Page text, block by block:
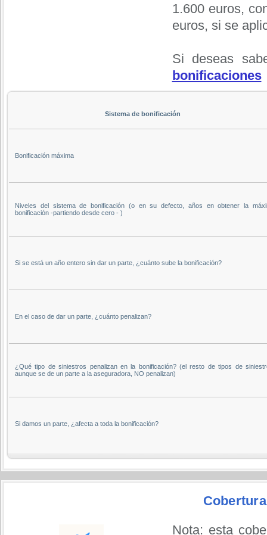
1.600 euros,
euros, si se
Si deseas
bonificaciones
Sistema de bonificación
Bonificación máxima
Niveles del sistema de bonificación (o en su defecto, años en obtener la
bonificación -partiendo desde cero - )
Si se está un año entero sin dar un parte, ¿cuánto sube la bonificación?
En el caso de dar un parte, ¿cuánto penalizan?
¿Qué tipo de siniestros penalizan en la bonificación? (el resto de tipos de
aunque se de un parte a la aseguradora, NO penalizan)
Si damos un parte, ¿afecta a toda la bonificación?
Nota: esta